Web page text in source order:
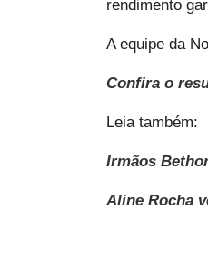
rendimento
A equipe da
Confira o
Leia também:
Irmãos
Aline Rocha